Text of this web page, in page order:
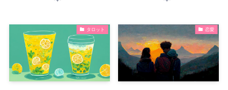
タロット 恋愛